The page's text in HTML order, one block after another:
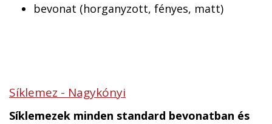
bevonat (horganyzott, fényes, matt)
Síklemez - Nagykónyi
Síklemezek minden standard bevonatban és